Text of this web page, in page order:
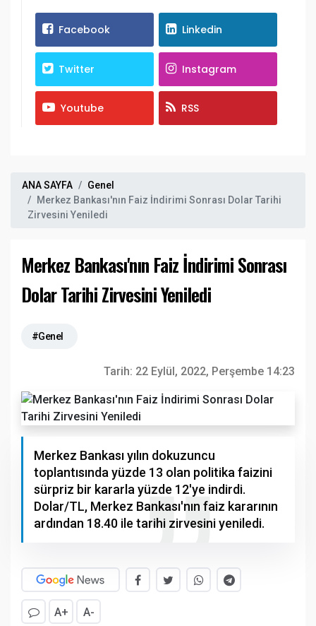
Facebook Linkedin
Twitter Instagram
Youtube RSS
ANA SAYFA
Genel
Merkez Bankası'nın Faiz İndirimi Sonrası Dolar Tarihi
Zirvesini Yeniledi
Merkez Bankası'nın Faiz İndirimi Sonrası
Dolar Tarihi Zirvesini Yeniledi
#Genel
Tarih: 22 Eylül, 2022, Perşembe 14:23
Merkez Bankası yılın dokuzuncu
toplantısında yüzde 13 olan politika faizini
sürpriz bir kararla yüzde 12'ye indirdi.
Dolar/TL, Merkez Bankası'nın faiz kararının
ardından 18.40 ile tarihi zirvesini yeniledi.
A+ A-